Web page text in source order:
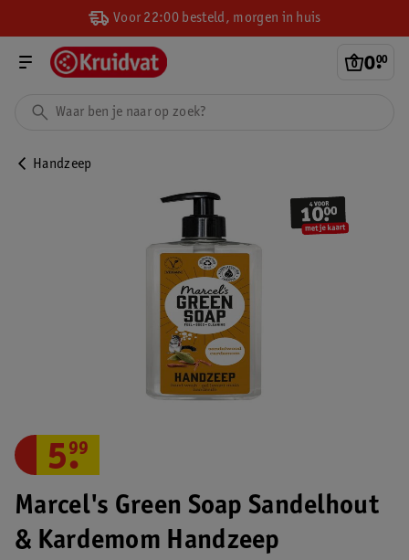
Voor 22:00 besteld, morgen in huis
0.
00
Handzeep
Marcel's Green Soap Sandelhout
& Kardemom Handzeep
5.
99